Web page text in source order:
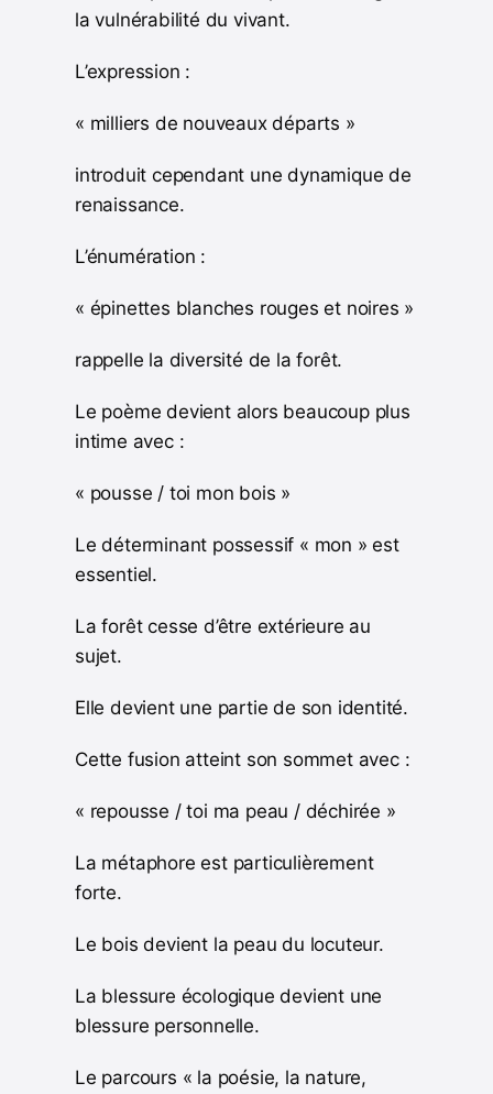
la vulnérabilité du vivant.
L’expression :
« milliers de nouveaux départs »
introduit cependant une dynamique de
renaissance.
L’énumération :
« épinettes blanches rouges et noires »
rappelle la diversité de la forêt.
Le poème devient alors beaucoup plus
intime avec :
« pousse / toi mon bois »
Le déterminant possessif « mon » est
essentiel.
La forêt cesse d’être extérieure au
sujet.
Elle devient une partie de son identité.
Cette fusion atteint son sommet avec :
« repousse / toi ma peau / déchirée »
La métaphore est particulièrement
forte.
Le bois devient la peau du locuteur.
La blessure écologique devient une
blessure personnelle.
Le parcours « la poésie, la nature,